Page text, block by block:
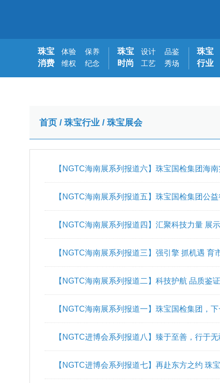
珠宝
消费
体验
维权
保养
纪念
珠宝
时尚
设计
工艺
品鉴
秀场
珠宝
行业
首页/珠宝行业/珠宝展会
【NGTC海南展系列报道六】珠宝国检集团海
海南自贸港建设
【NGTC海南展系列报道五】珠宝国检集团公
【NGTC海南展系列报道四】汇聚科技力量
南国际珠宝展
【NGTC海南展系列报道三】强引擎 抓机遇 育市场 赢发展 ——
参与2023珠宝发展大会暨海南国际珠宝展 助力
【NGTC海南展系列报道二】科技护航 品质
量发展
【NGTC海南展系列报道一】珠宝国检集团，